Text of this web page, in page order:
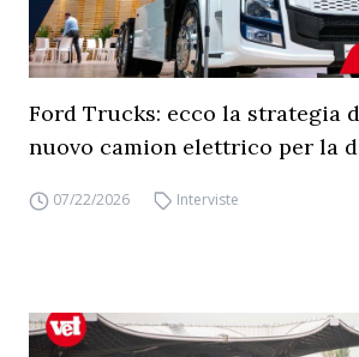
Ford Trucks: ecco la strategia
nuovo camion elettrico per la
07/22/2026 Interviste